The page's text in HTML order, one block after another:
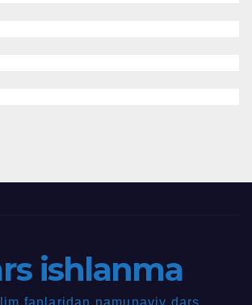
ishlanma
fanlaridan namunaviy dars